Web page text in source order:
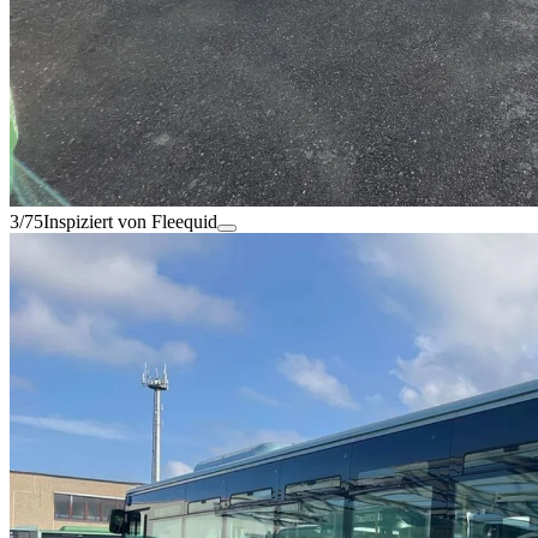
3/75Inspiziert von Fleequid